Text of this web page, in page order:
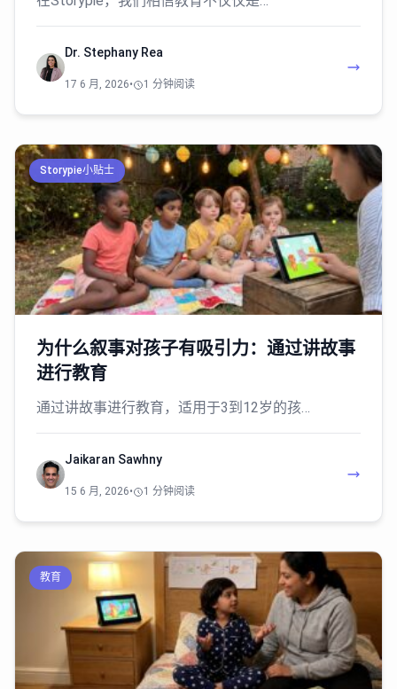
Dr. Stephany Rea
17 6 月, 2026• 1 分钟阅读
Storypie小贴士
为什么叙事对孩子有吸引力：通过讲故事
进行教育
通过讲故事进行教育，适用于3到12岁的孩…
Jaikaran Sawhny
15 6 月, 2026• 1 分钟阅读
教育